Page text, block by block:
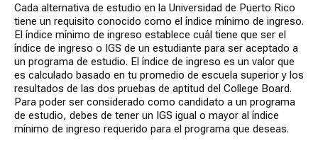
Cada alternativa de estudio en la Universidad de Puerto Rico
tiene un requisito conocido como el índice mínimo de ingreso.
El índice mínimo de ingreso establece cuál tiene que ser el
índice de ingreso o IGS de un estudiante para ser aceptado a
un programa de estudio. El índice de ingreso es un valor que
es calculado basado en tu promedio de escuela superior y los
resultados de las dos pruebas de aptitud del College Board.
Para poder ser considerado como candidato a un programa
de estudio, debes de tener un IGS igual o mayor al índice
mínimo de ingreso requerido para el programa que deseas.